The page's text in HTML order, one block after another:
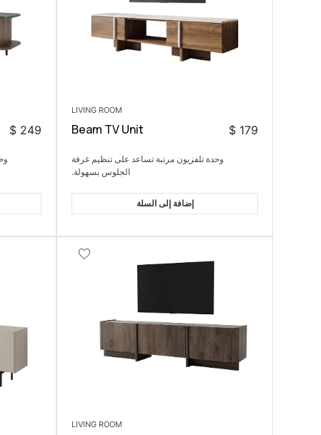
LIVING ROOM
Beam TV Unit 179
$
وحدة تلفزيون مرتبة تساعد على تنظيم غرفة
الجلوس بسهولة.
إضافة إلى السلة
249
$
LIVING ROOM